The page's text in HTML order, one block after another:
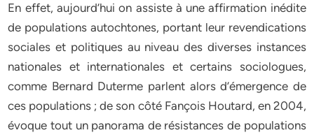
En effet, aujourd’hui on assiste à une affirmation inédite
de populations autochtones, portant leur revendications
sociales et politiques au niveau des diverses instances
nationales et internationales et certains sociologues,
comme Bernard Duterme parlent alors d’émergence de
ces populations ; de son côté Fançois Houtard, en 2004,
évoque tout un panorama de résistances de populations